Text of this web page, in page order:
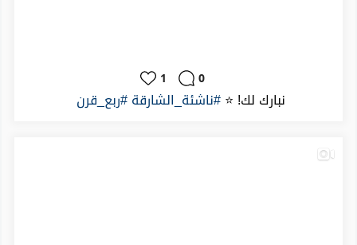
1 0
⁨ ⁨نبارك لك! ⭐️#ناشئة_الشارقة #ربع_قرن